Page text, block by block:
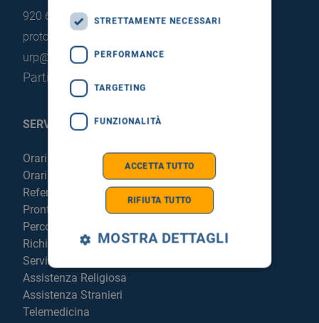
920 663
protocollo@pec.hsrgiglio.it
urp@hsrgiglio.it
Partita IVA: 05205490823
SERVIZI AL PAZIENTE
Orari sportelli
Orari visite
Referti online
Pronto Soccorso
Percorso chirurgico live
Richiedi la cartella clinica
Servizi per degenti e visitatori
Assistenza Religiosa
Assistenza Stranieri
Telemedicina
STRETTAMENTE NECESSARI
PERFORMANCE
TARGETING
FUNZIONALITÀ
ACCETTA TUTTO
RIFIUTA TUTTO
MOSTRA DETTAGLI